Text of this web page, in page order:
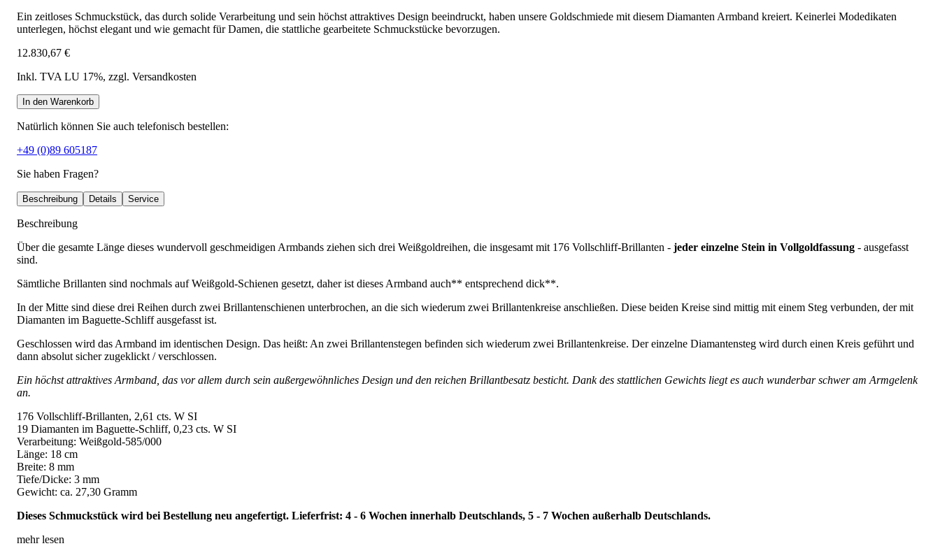
Ein zeitloses Schmuckstück, das durch solide Verarbeitung und sein höchst attraktives Design beeindruckt, haben unsere Goldschmiede mit diesem Diamanten Armband kreiert. Keinerlei Modedikaten
unterlegen, höchst elegant und wie gemacht für Damen, die stattliche gearbeitete Schmuckstücke bevorzugen.
12.830,67 €
Inkl. TVA LU 17%, zzgl. Versandkosten
In den Warenkorb
Natürlich können Sie auch telefonisch bestellen:
+49 (0)89 605187
Sie haben Fragen?
Beschreibung Details Service
Beschreibung
Über die gesamte Länge dieses wundervoll geschmeidigen Armbands ziehen sich drei Weißgoldreihen, die insgesamt mit 176 Vollschliff-Brillanten - jeder einzelne Stein in Vollgoldfassung - ausgefasst
sind.
Sämtliche Brillanten sind nochmals auf Weißgold-Schienen gesetzt, daher ist dieses Armband auch** entsprechend dick**.
In der Mitte sind diese drei Reihen durch zwei Brillantenschienen unterbrochen, an die sich wiederum zwei Brillantenkreise anschließen. Diese beiden Kreise sind mittig mit einem Steg verbunden, der mit
Diamanten im Baguette-Schliff ausgefasst ist.
Geschlossen wird das Armband im identischen Design. Das heißt: An zwei Brillantenstegen befinden sich wiederum zwei Brillantenkreise. Der einzelne Diamantensteg wird durch einen Kreis geführt und
dann absolut sicher zugeklickt / verschlossen.
Ein höchst attraktives Armband, das vor allem durch sein außergewöhnliches Design und den reichen Brillantbesatz besticht. Dank des stattlichen Gewichts liegt es auch wunderbar schwer am Armgelenk
an.
176 Vollschliff-Brillanten, 2,61 cts. W SI
19 Diamanten im Baguette-Schliff, 0,23 cts. W SI
Verarbeitung: Weißgold-585/000
Länge: 18 cm
Breite: 8 mm
Tiefe/Dicke: 3 mm
Gewicht: ca. 27,30 Gramm
Dieses Schmuckstück wird bei Bestellung neu angefertigt. Lieferfrist: 4 - 6 Wochen innerhalb Deutschlands, 5 - 7 Wochen außerhalb Deutschlands.
mehr lesen